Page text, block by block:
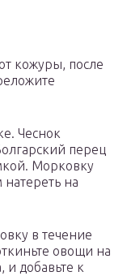
кожуры, после
Чеснок
перец
Морковку
натереть на
в течение
овощи на
и добавьте к